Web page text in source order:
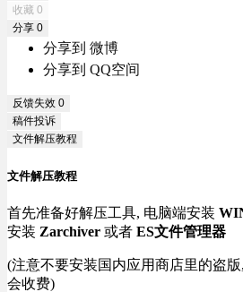
收藏 0
分享 0
分享到 微博
分享到 QQ空间
反馈失效 0
稿件投诉
文件解压教程
文件解压教程
首先准备好解压工具, 电脑端安装
安装 Zarchiver 或者 ES文件管理器
(注意不要安装国内应用商店里的盗
会收费)